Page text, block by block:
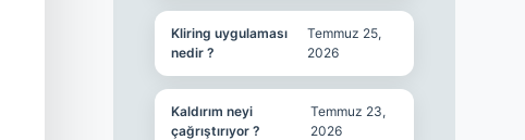
Kliring uygulaması
nedir ?
Temmuz 25,
2026
Kaldırım neyi
çağrıştırıyor ?
Temmuz 23,
2026